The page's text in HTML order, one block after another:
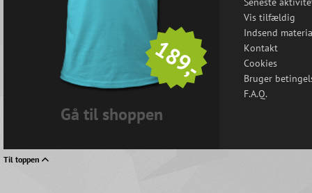
189,-
Gå til shoppen
Vis tilfældig
Indsend
Kontakt
Cookies
Bruger
F.A.Q.
Til toppen